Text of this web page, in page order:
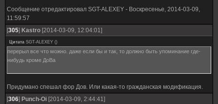
Сообщение отредактировал SGT-ALEXEY - Воскресенье, 2014-03-09,
11:59:57
[305] Kastro [2014-03-09, 12:04:01]
Цитата SGT-ALEXEY ()
перерыл все что можно. даже если бы и так, то должно быть упоминание где-
нибудь кроме ДоВа
Придумано спешал фор Дов. Или какая-то гражданская модификация.
[306] Punch-Oi [2014-03-09, 2:44:41]